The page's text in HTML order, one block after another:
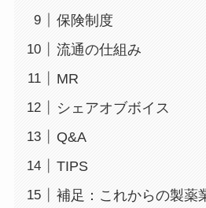
保険制度
流通の仕組み
MR
シェアオブボイス
Q&A
TIPS
補足：これからの製薬